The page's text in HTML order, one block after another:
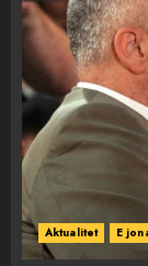
Aktualitet E